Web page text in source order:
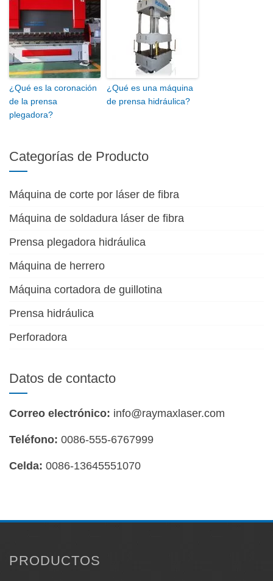
¿Qué es la coronación
de la prensa
plegadora?
¿Qué es una máquina
de prensa hidráulica?
Categorías de Producto
Máquina de corte por láser de fibra
Máquina de soldadura láser de fibra
Prensa plegadora hidráulica
Máquina de herrero
Máquina cortadora de guillotina
Prensa hidráulica
Perforadora
Datos de contacto
Correo electrónico: info@raymaxlaser.com
Teléfono: 0086-555-6767999
Celda: 0086-13645551070
PRODUCTOS